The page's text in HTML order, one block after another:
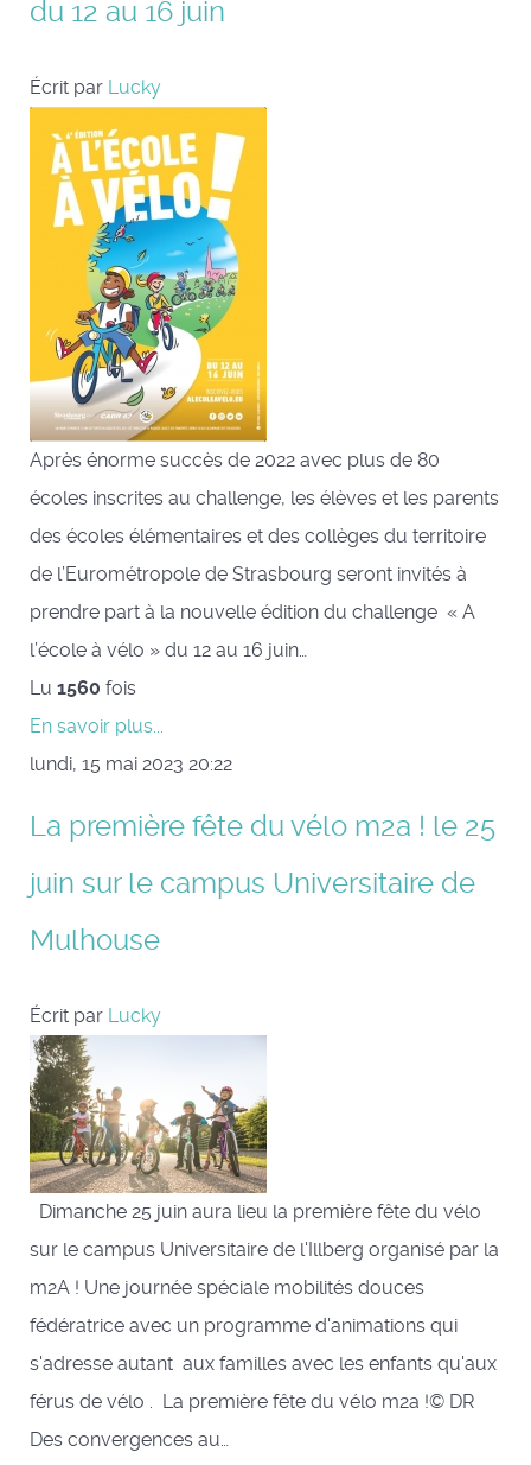
du 12 au 16 juin
Écrit par Lucky
Après énorme succès de 2022 avec plus de 80
écoles inscrites au challenge, les élèves et les parents
des écoles élémentaires et des collèges du territoire
de l’Eurométropole de Strasbourg seront invités à
prendre part à la nouvelle édition du challenge « A
l’école à vélo » du 12 au 16 juin…
Lu 1560 fois
En savoir plus...
lundi, 15 mai 2023 20:22
La première fête du vélo m2a ! le 25
juin sur le campus Universitaire de
Mulhouse
Écrit par Lucky
Dimanche 25 juin aura lieu la première fête du vélo
sur le campus Universitaire de l'Illberg organisé par la
m2A ! Une journée spéciale mobilités douces
fédératrice avec un programme d'animations qui
s'adresse autant aux familles avec les enfants qu'aux
férus de vélo . La première fête du vélo m2a !© DR
Des convergences au…